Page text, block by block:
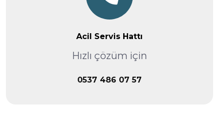
Acil Servis Hattı
Hızlı çözüm için
0537 486 07 57